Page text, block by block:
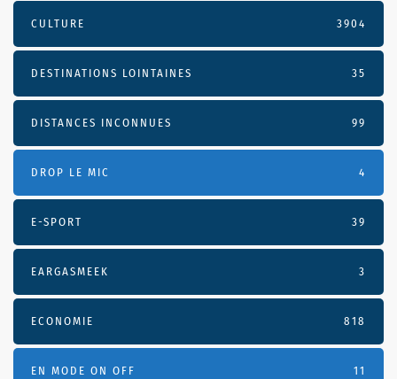
CULTURE 3904
DESTINATIONS LOINTAINES 35
DISTANCES INCONNUES 99
DROP LE MIC 4
E-SPORT 39
EARGASMEEK 3
ECONOMIE 818
EN MODE ON OFF 11